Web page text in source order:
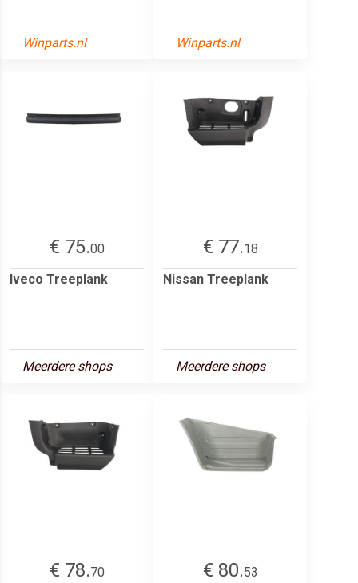
Winparts.nl Winparts.nl
€ 75.00
Iveco Treeplank
Meerdere shops
€ 77.18
Nissan Treeplank
Meerdere shops
€ 78.70 € 80.53